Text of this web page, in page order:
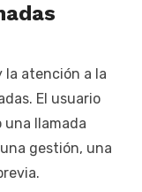
la atención a la
El usuario
llamada
gestión, una